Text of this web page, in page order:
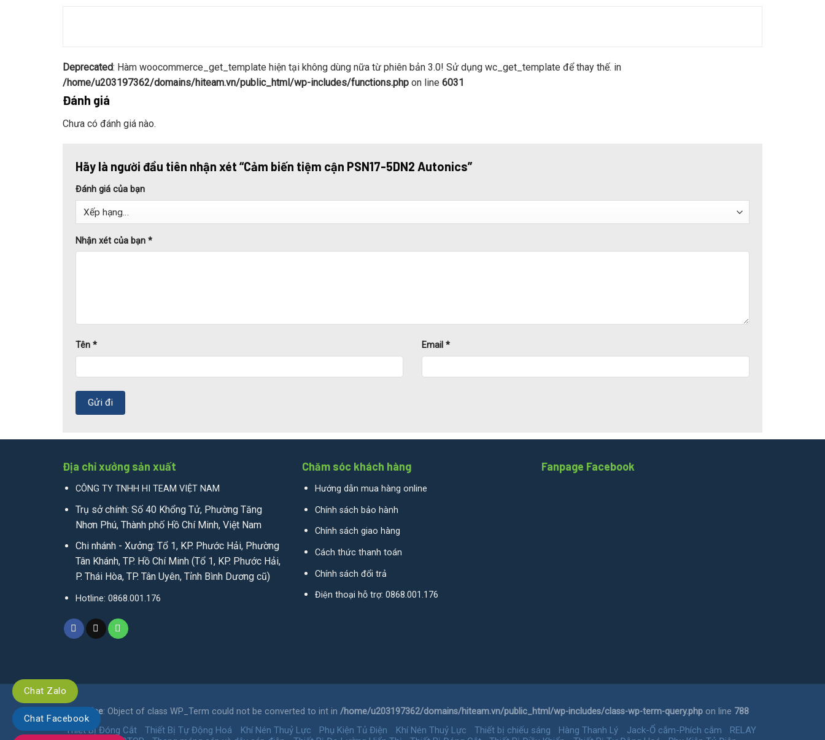
Deprecated: Hàm woocommerce_get_template hiện tại không dùng nữa từ phiên bản 3.0! Sử dụng wc_get_template để thay thế. in
/home/u203197362/domains/hiteam.vn/public_html/wp-includes/functions.php on line 6031
Đánh giá
Chưa có đánh giá nào.
Hãy là người đầu tiên nhận xét “Cảm biến tiệm cận PSN17-5DN2 Autonics”
Đánh giá của bạn
Nhận xét của bạn *
Tên * Email *
Địa chỉ xưởng sản xuất
CÔNG TY TNHH HI TEAM VIỆT NAM
Trụ sở chính: Số 40 Khổng Tử, Phường Tăng
Nhơn Phú, Thành phố Hồ Chí Minh, Việt Nam
Chi nhánh - Xưởng: Tổ 1, KP. Phước Hải, Phường
Tân Khánh, TP. Hồ Chí Minh (Tổ 1, KP. Phước Hải,
P. Thái Hòa, TP. Tân Uyên, Tỉnh Bình Dương cũ)
Hotline: 0868.001.176
Chăm sóc khách hàng
Hướng dẫn mua hàng online
Chính sách bảo hành
Chính sách giao hàng
Cách thức thanh toán
Chính sách đổi trả
Điện thoại hỗ trợ: 0868.001.176
Fanpage Facebook
Notice: Object of class WP_Term could not be converted to int in /home/u203197362/domains/hiteam.vn/public_html/wp-includes/class-wp-term-query.phpon line 788
Thiết Bị Đóng Cắt Thiết Bị Tự Động Hoá Khí Nén Thuỷ Lực Phụ Kiện Tủ Điện Khí Nén Thuỷ Lực Thiết bị chiếu sáng Hàng Thanh Lý Jack-Ổ cắm-Phích cắm
RELAY
Chat Zalo
Chat Facebook